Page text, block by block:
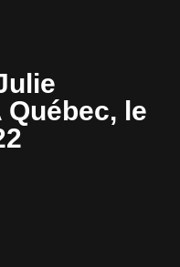
Québec, le